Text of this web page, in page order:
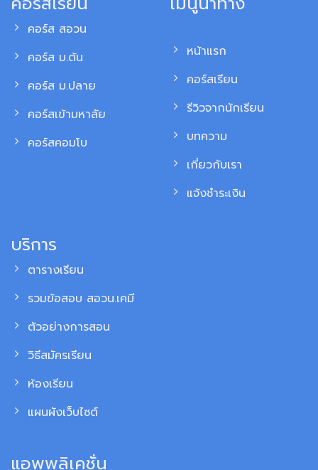
สิทธิพิเศษ
รายละเอียด
เทคนิคทำข้อสอบฉบับ
Kmepepo
สูตรลัดและการจับเวลาแบบสอบจริง
ทบทวนได้ไม่จำกัด
คอร์ส สอวน
คอร์ส ม.ต้น
คอร์ส ม.ปลาย
คอร์สเข้ามหาลัย
คอร์สคอมโบ
หน้าแรก
คอร์สเรียน
รีวิวจากนักเรียน
บทความ
เกี่ยวกับเรา
แจ้งชำระเงิน
บริการ
ตารางเรียน
รวมข้อสอบ สอวน.เคมี
ตัวอย่างการสอน
วิธีสมัครเรียน
ห้องเรียน
แผนผังเว็บไซต์
แอพพลิเคชั่น